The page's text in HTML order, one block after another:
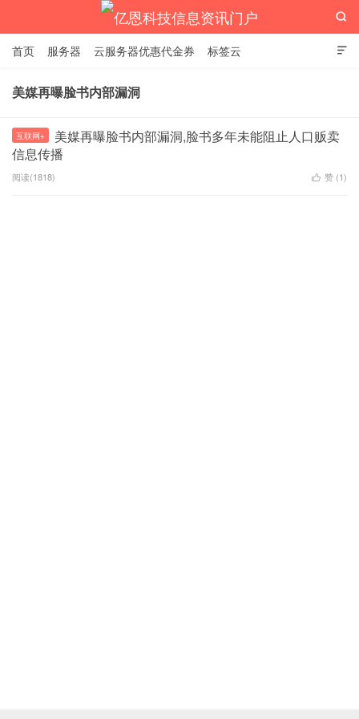
亿恩科技信息资讯门户

首页 服务器 云服务器优惠代金券 标签云

美媒再曝脸书内部漏洞
互联网+
美媒再曝脸书内部漏洞,脸书多年未能阻止人口贩卖
信息传播
阅读(1818)  赞 (1)